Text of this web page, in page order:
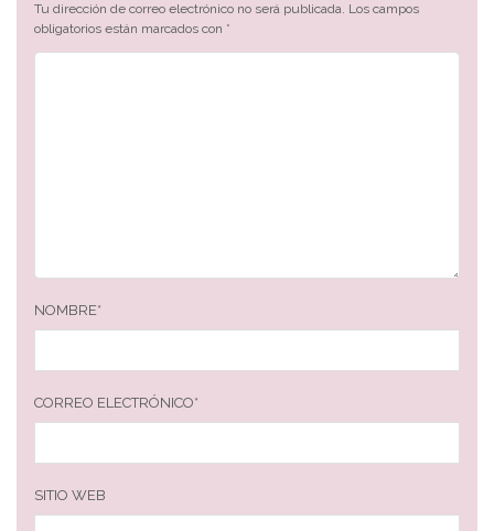
Tu dirección de correo electrónico no será publicada. Los campos
obligatorios están marcados con *
NOMBRE*
CORREO ELECTRÓNICO*
SITIO WEB